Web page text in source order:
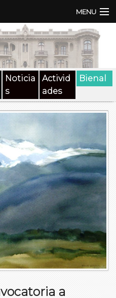
MENU
Noticia
s
Activid
ades
Bienal
a